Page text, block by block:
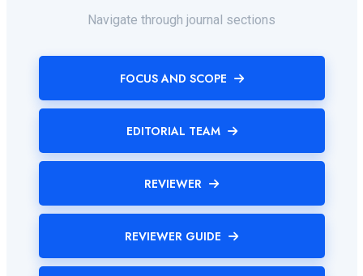
Navigate through journal sections
FOCUS AND SCOPE
EDITORIAL TEAM
REVIEWER
REVIEWER GUIDE